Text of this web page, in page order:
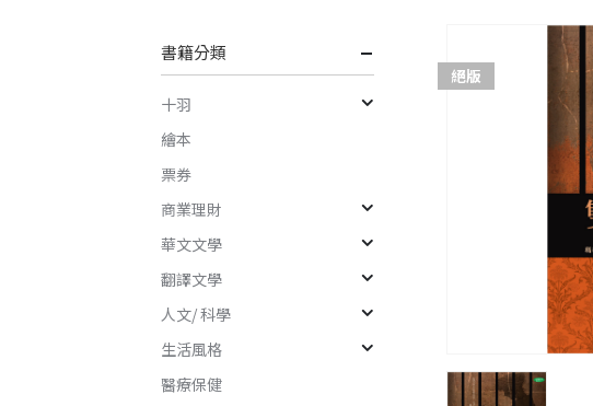
絕版
書籍分類
十羽
繪本
票券
商業理財
華文文學
翻譯文學
人文/ 科學
生活風格
醫療保健